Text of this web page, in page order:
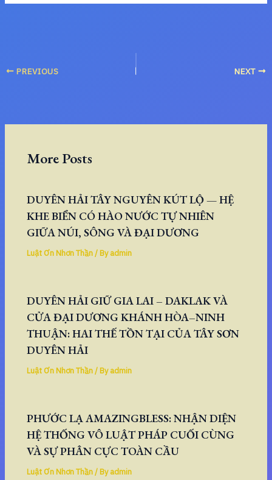
PREVIOUS NEXT
More Posts
DUYÊN HẢI TÂY NGUYÊN KÚT LỘ — HỆ
KHE BIỂN CÓ HÀO NƯỚC TỰ NHIÊN
GIỮA NÚI, SÔNG VÀ ĐẠI DƯƠNG
Luật Ơn Nhơn Thần/ Byadmin
DUYÊN HẢI GIỮ GIA LAI – DAKLAK VÀ
CỬA ĐẠI DƯƠNG KHÁNH HÒA–NINH
THUẬN: HAI THẾ TỒN TẠI CỦA TÂY SƠN
DUYÊN HẢI
Luật Ơn Nhơn Thần/ Byadmin
PHƯỚC LẠ AMAZINGBLESS: NHẬN DIỆN
HỆ THỐNG VÔ LUẬT PHÁP CUỐI CÙNG
VÀ SỰ PHÂN CỰC TOÀN CẦU
Luật Ơn Nhơn Thần/ Byadmin